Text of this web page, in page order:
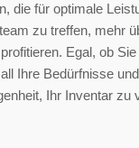
die für optimale
zu treffen, mehr
Egal, ob
Ihre Bedürfnisse
Ihr Inventar